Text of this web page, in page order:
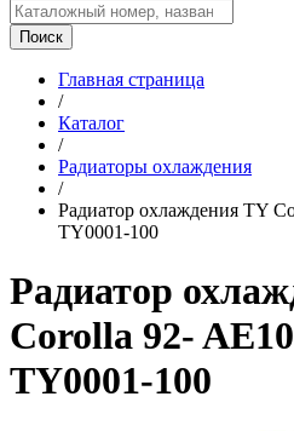
Поиск
Главная страница
/
Каталог
/
Радиаторы охлаждения
/
Радиатор охлаждения TY
TY0001-100
Радиатор
Corolla 92-
TY0001-100